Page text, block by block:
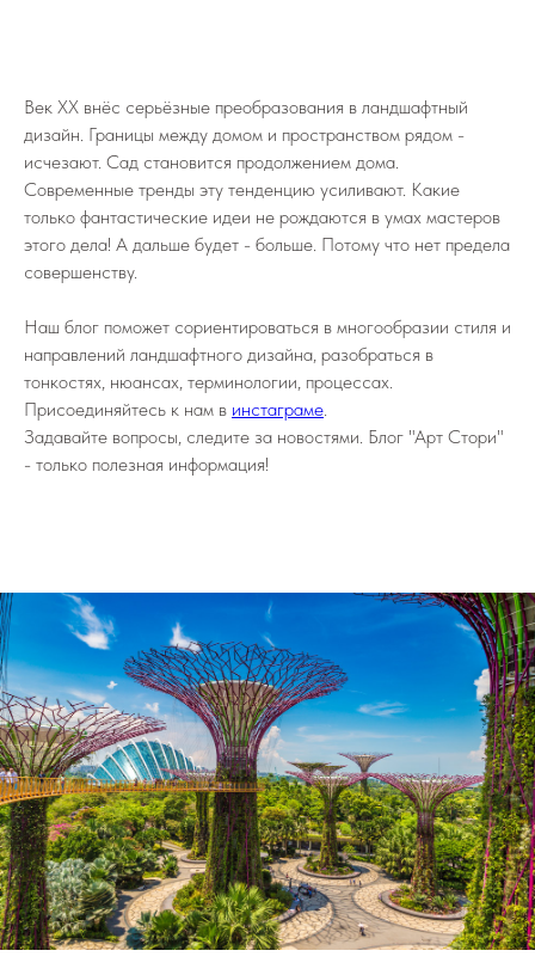
Век XX внёс серьёзные преобразования в ландшафтный
дизайн. Границы между домом и пространством рядом -
исчезают. Сад становится продолжением дома.
Современные тренды эту тенденцию усиливают. Какие
только фантастические идеи не рождаются в умах мастеров
этого дела! А дальше будет - больше. Потому что нет предела
совершенству.
Наш блог поможет сориентироваться в многообразии стиля и
направлений ландшафтного дизайна, разобраться в
тонкостях, нюансах, терминологии, процессах.
Присоединяйтесь к нам в инстаграме.
Задавайте вопросы, следите за новостями. Блог "Арт Стори"
- только полезная информация!